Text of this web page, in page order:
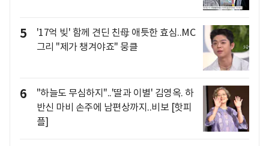
5
'17억 빚' 함께 견딘 친母 애틋한 효심..MC
그리 "제가 챙겨야죠" 뭉클
6
"하늘도 무심하지"..'딸과 이별' 김영옥. 하
반신 마비 손주에 남편상까지..비보 [핫피
플]